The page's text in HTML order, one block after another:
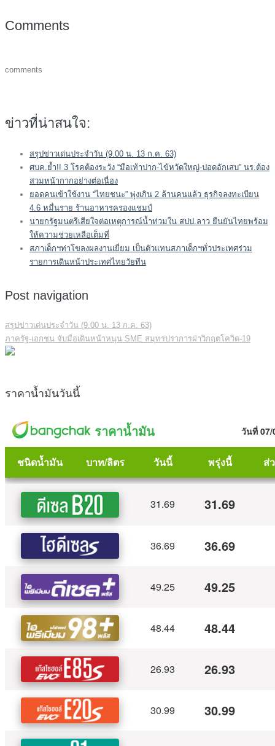
Comments
comments
ข่าวที่น่าสนใจ:
สรุปข่าวเด่นประจำวัน (9.00 น. 13 ก.ค. 63)
ศบค.ย้ำ!! 3 โรคต้องระวัง “มือเท้าปาก-ไข้หวัดใหญ่-ปอดอักเสบ” นร.ต้อง
สวมหน้ากากอย่างต่อเนื่อง
ยอดคนเข้าใช้งาน “ไทยชนะ” พุ่งเกิน 2 ล้านคนแล้ว ธุรกิจลงทะเบียน
4.6 หมื่นราย ร้านอาหารครองแชมป์
นายกรัฐมนตรีเสียใจต่อเหตุการณ์น้ำท่วมใน สปป.ลาว ยืนยันไทยพร้อม
ให้ความช่วยเหลือเต็มที่
สภาเด็กฯท่าโขลงผลงานเยี่ยม เป็นตัวแทนสภาเด็กฯทั่วประเทศร่วม
รายการเดินหน้าประเทศไทยวัยทีน
Post navigation
สรุปข่าวเด่นประจำวัน (9.00 น. 13 ก.ค. 63)
ภาครัฐ-เอกชน จับมือเดินหน้าหนุน SME สมุทรปราการฝ่าวิกฤตโควิด-19
ราคาน้ำมันวันนี้